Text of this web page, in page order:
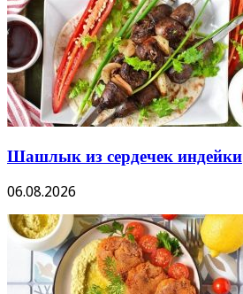
Шашлык из сердечек индейки
06.08.2026